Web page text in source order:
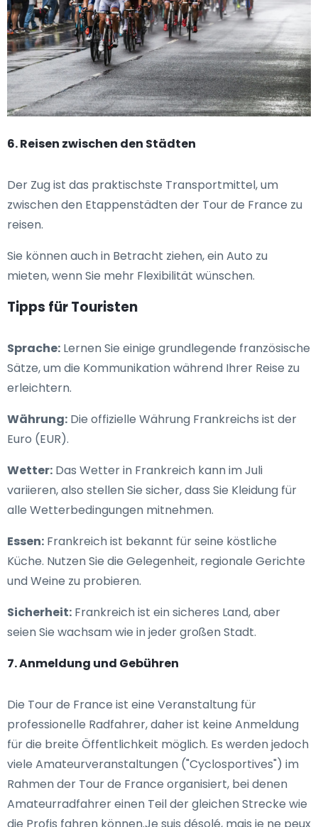
6. Reisen zwischen den Städten
Der Zug ist das praktischste Transportmittel, um
zwischen den Etappenstädten der Tour de France zu
reisen.
Sie können auch in Betracht ziehen, ein Auto zu
mieten, wenn Sie mehr Flexibilität wünschen.
Tipps für Touristen
Sprache: Lernen Sie einige grundlegende französische
Sätze, um die Kommunikation während Ihrer Reise zu
erleichtern.
Währung: Die offizielle Währung Frankreichs ist der
Euro (EUR).
Wetter: Das Wetter in Frankreich kann im Juli
variieren, also stellen Sie sicher, dass Sie Kleidung für
alle Wetterbedingungen mitnehmen.
Essen: Frankreich ist bekannt für seine köstliche
Küche. Nutzen Sie die Gelegenheit, regionale Gerichte
und Weine zu probieren.
Sicherheit: Frankreich ist ein sicheres Land, aber
seien Sie wachsam wie in jeder großen Stadt.
7. Anmeldung und Gebühren
Die Tour de France ist eine Veranstaltung für
professionelle Radfahrer, daher ist keine Anmeldung
für die breite Öffentlichkeit möglich. Es werden jedoch
viele Amateurveranstaltungen ("Cyclosportives") im
Rahmen der Tour de France organisiert, bei denen
Amateurradfahrer einen Teil der gleichen Strecke wie